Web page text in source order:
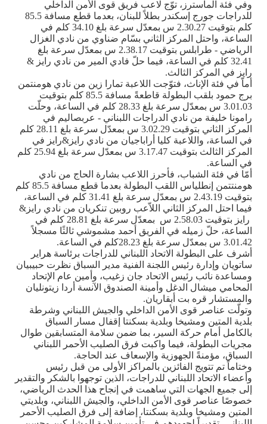
وفي فئة الماسترز، توّج لاعب فريق قوى الأمن الداخلي
للدراجات جورج إسكندر بطلاً للبنان، بعدما قطع مسافة 85.5
كلم بتوقيت 2.30.27 س بمعدّل سرعة بلغ 34.10 كلم في
الساعة، واحتل المركز الثاني بسّام ضناوي من نادي الغزال
الرياضي - طرابلس بتوقيت 2.38.17 س بمعدّل سرعة بلغ
32.41 كلم في الساعة، فيما حلّ فادي المير من نادي رايز
&
رايز في المركز الثالث.
أماّ في فئة الإناث، فتوّجت اللاعبة تمارا زين من نادي هومنتمن
برج حمود بلقب البطولة قاطعةً مسافة 85.5 كلم بتوقيت
3.01.03 س بمعدّل سرعة بلغ 28.33 كلم في الساعة، وحلّت
رامونا خليفة من نادي الدراجات اللبناني - عربصاليم في
المركز الثاني بتوقيت 3.02.29 س بمعدّل سرعة بلغ 28.11 كلم
في الساعة، واللاعبة كليا أراباجيان من نادي رايز &رايز في
المركز الثالث بتوقيت 3.17.47 س بمعدّل سرعة بلغ 25.94 كلم
في الساعة.
أمّا في فئة الشباب، فأحرز اللاعب بشارة الحاج من نادي
هومنتتمن إنطلياس اللقب البطولة بعدما قطع مسافة 85.5 كلم
بتوقيت 2.43.19 س بمعدّل سرعة بلغ 31.41 كلم في الساعة،
فيما احتل المركز الثاني اللاّعب روبين تنكريان من نادي رايز &
رايز بتوقيت 2.58.03 س بمعدّل سرعة بلغ 28.81 كلم في
الساعة، حلّ زميله في الفريق أحمد مشموشي ثالثًا مسجلاً
3.01.42 س بمعدّل سرعة بلغ 28.23كلم في الساعة
.
أشرف على البطولة الاتحاد اللبناني للدراجات برئاسة هراير
ساتويان وإدارة رئيس اللجنة الفنية مدير السباق نظرت حبيبيان
ومساعدة نائب رئيس الاتحاد جان زغيب، وأمين عام الإتحاد
المحامي ميشال الدغل وأمينة الصندوق الآنسة أردا زيتونليان
والمستشار قره بت أبقاريان.
وتولّت عناصر قوى الأمن الداخلي والجيش اللبناني وشرطة
بلدية المتين ومشيخا وبلدية بسكنتا إقفال مسار السباق
بالكامل أمام حركة السير، بما ضمن سلامة المتسابقين طوال
مجريات البطولة، فيما واكبت فرق الصليب الأحمر اللبناني
السباق، مؤمنةً الجهوزية والإسعاف عند الحاجة.
وختاماً تم تتويج الفائزين بالمراكز الأولى من قبل رئيس
وأعضاء الاتحاد اللبناني للدراجات، الذين توجهوا بالشكر والتقدير
إلى جميع الجهات التي ساهمت في إنجاح هذا الحدث الرياضي،
خصوصًا عناصر قوى الأمن الداخلي، والجيش اللبناني، وبلديتي
المتين ومشيخا وبلدية بسكنتا، إضافة إلى فرق الصليب الأحمر